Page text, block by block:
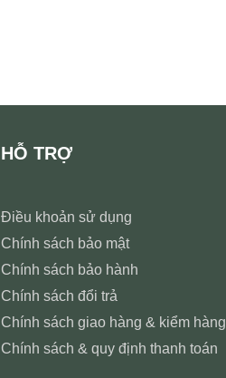
HỖ TRỢ
Điều khoản sử dụng
Chính sách bảo mật
Chính sách bảo hành
Chính sách đổi trả
Chính sách giao hàng & kiểm hàng
Chính sách & quy định thanh toán